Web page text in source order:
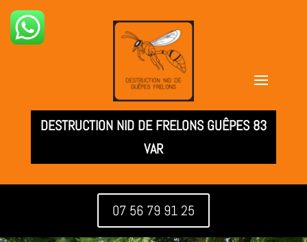
DESTRUCTION NID DE FRELONS GUÊPES 83
VAR
07 56 79 91 25